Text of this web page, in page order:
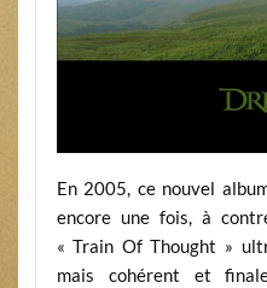
En 2005, ce nouvel
encore une fois, à
« Train Of Thought »
mais cohérent et